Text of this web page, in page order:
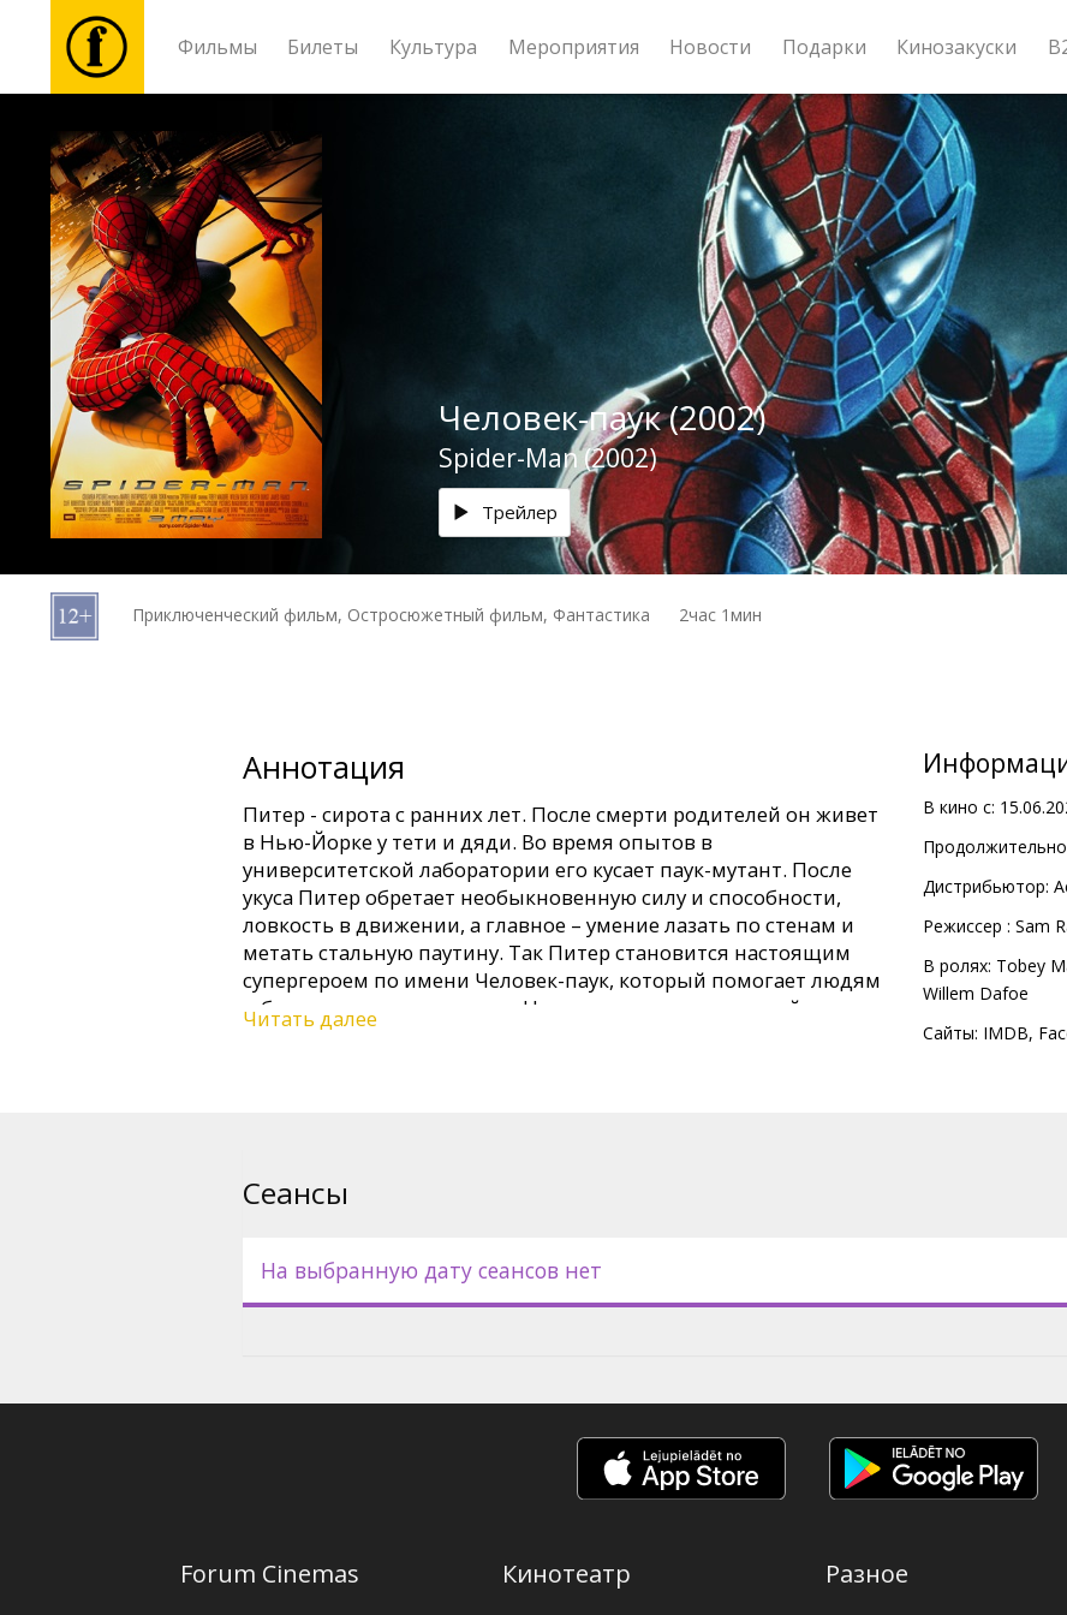
Фильмы Билеты Культура Мероприятия Новости Подарки Кинозакуски
Фильмы
Билеты
Культура
Мероприятия
Новости
Подарки
B2B
Человек-паук (2002)
Spider-Man (2002)
Трейлер
Приключенческий фильм, Остросюжетный фильм, Фантастика 2час 1мин
Аннотация
Питер - сирота с ранних лет. После смерти родителей он живет
в Нью-Йорке у тети и дяди. Во время опытов в
университетской лаборатории его кусает паук-мутант. После
укуса Питер обретает необыкновенную силу и способности,
ловкость в движении, а главное – умение лазать по стенам и
метать стальную паутину. Так Питер становится настоящим
супергероем по имени Человек-паук, который помогает людям
и борется с преступностью. Но там, где есть супергерой, рано
или поздно всегда объявляется и суперзлодей…
Читать далее
В кино с:
Дистрибьютор:
Pежиссер : Sam
В ролях: Tobey
Willem Dafoe
Сайты: IMDB,
Сеансы
На выбранную дату сеансов нет
Forum Cinemas Кинотеатр Разное